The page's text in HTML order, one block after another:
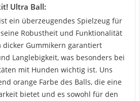
Ultra Ball:
ein überzeugendes Spielzeug für
Robustheit und Funktionalität
dicker Gummikern garantiert
Langlebigkeit, was besonders bei
mit Hunden wichtig ist. Uns
orange Farbe des Balls, die eine
bietet und es sowohl für den